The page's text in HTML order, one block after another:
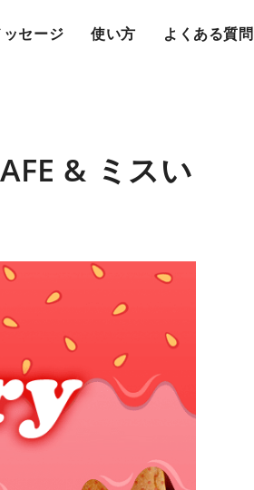
セージ 使い方 よくある質問
& ミスい